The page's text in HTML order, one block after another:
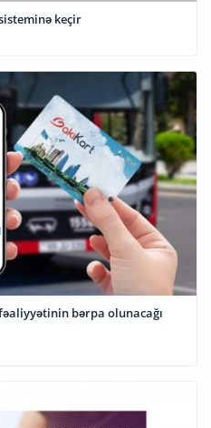
keçir
bərpa olunacağı